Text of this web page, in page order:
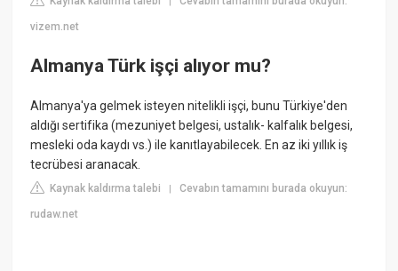
vizem.net
Almanya Türk işçi alıyor mu?
Almanya'ya gelmek isteyen nitelikli işçi, bunu Türkiye'den
aldığı sertifika (mezuniyet belgesi, ustalık- kalfalık belgesi,
mesleki oda kaydı vs.) ile kanıtlayabilecek. En az iki yıllık iş
tecrübesi aranacak.
Kaynak kaldırma talebi |Cevabın tamamını burada okuyun:
rudaw.net